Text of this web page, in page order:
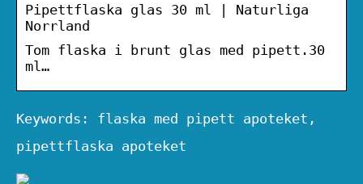
Pipettflaska glas 30 ml | Naturliga
Norrland
Tom flaska i brunt glas med pipett.30
ml…
Keywords: flaska med pipett apoteket,
pipettflaska apoteket